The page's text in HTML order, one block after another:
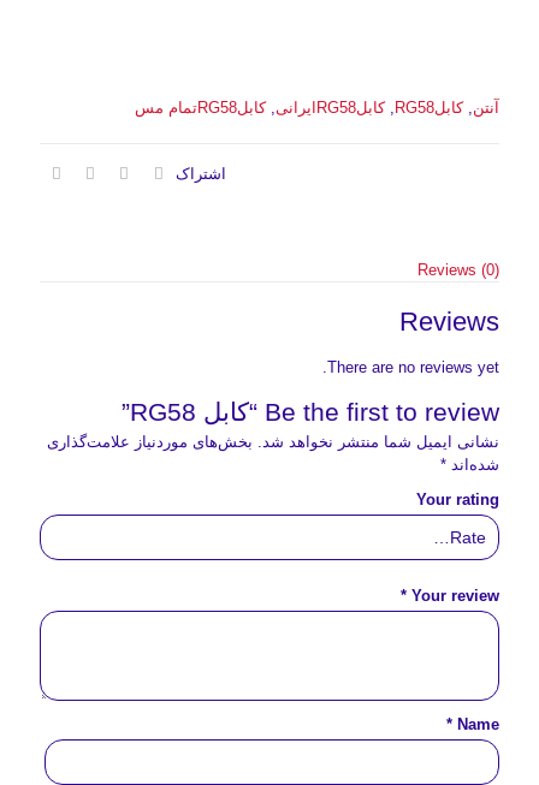
آنتن,کابلRG58 ,کابلRG58ایرانی ,کابلRG58تمام مس
اشتراک
Reviews (0)
Reviews
There are no reviews yet.
Be the first to review “کابل RG58”
نشانی ایمیل شما منتشر نخواهد شد. بخش‌های موردنیاز علامت‌گذاری
شده‌اند *
Your rating
Your review
*
Name
*